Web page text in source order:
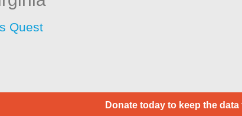
Quest
Donate today to keep the data